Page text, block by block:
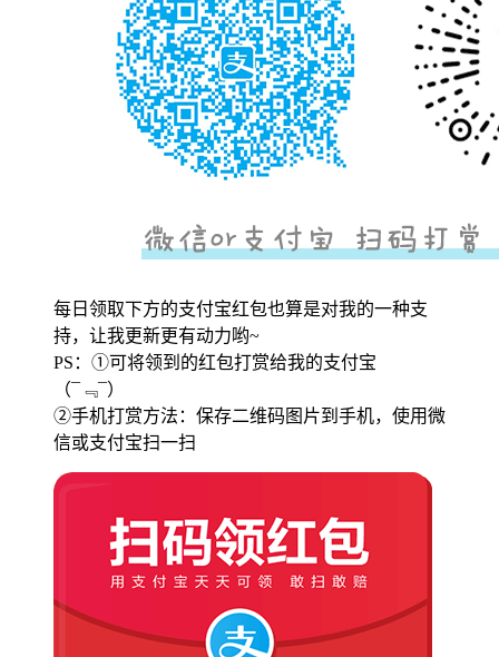
每日领取下方的支付宝红包也算是对我的一种支
持，让我更新更有动力哟~
PS：①可将领到的红包打赏给我的支付宝
（¯﹃¯）
②手机打赏方法：保存二维码图片到手机，使用微
信或支付宝扫一扫